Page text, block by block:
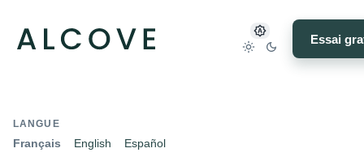
Essai
LANGUE
Français English Español